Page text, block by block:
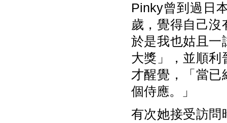
Pinky曾到過日
歲，覺得自己
於是我也姑且一
大獎」，並順利
才醒覺，「當已
個侍應。」
有次她接受訪問